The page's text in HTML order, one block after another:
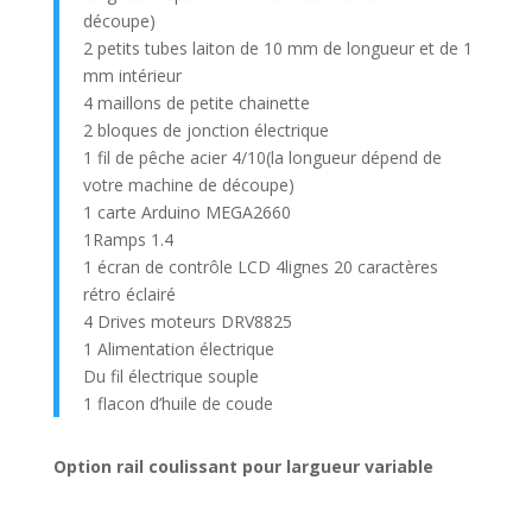
découpe)
2 petits tubes laiton de 10 mm de longueur et de 1
mm intérieur
4 maillons de petite chainette
2 bloques de jonction électrique
1 fil de pêche acier 4/10(la longueur dépend de
votre machine de découpe)
1 carte Arduino MEGA2660
1Ramps 1.4
1 écran de contrôle LCD 4lignes 20 caractères
rétro éclairé
4 Drives moteurs DRV8825
1 Alimentation électrique
Du fil électrique souple
1 flacon d’huile de coude
Option rail coulissant pour largueur variable